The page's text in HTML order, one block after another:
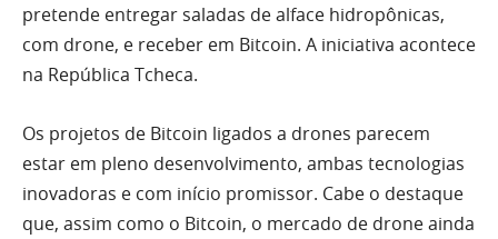
pretende entregar saladas de alface hidropônicas,
com drone, e receber em Bitcoin. A iniciativa acontece
na República Tcheca.
Os projetos de Bitcoin ligados a drones parecem
estar em pleno desenvolvimento, ambas tecnologias
inovadoras e com início promissor. Cabe o destaque
que, assim como o Bitcoin, o mercado de drone ainda